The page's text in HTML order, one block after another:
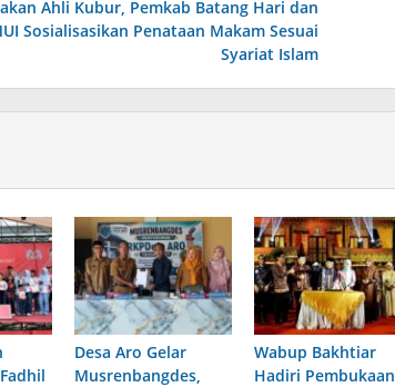
Ahli Kubur, Pemkab Batang Hari dan
Sosialisasikan Penataan Makam Sesuai
Syariat Islam
Desa Aro Gelar
Musrenbangdes,
Wabup Bakhtiar
Hadiri Pembukaan